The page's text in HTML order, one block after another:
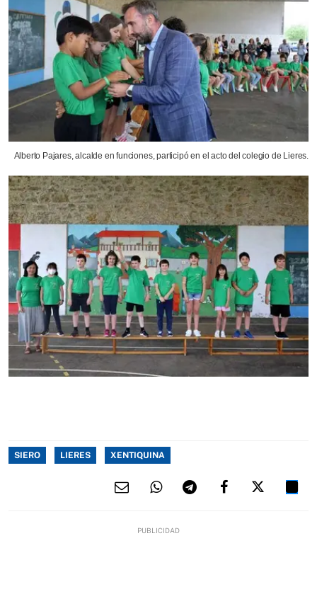
Alberto Pajares, alcalde en funciones, participó en el acto del colegio de Lieres.
SIERO LIERES XENTIQUINA